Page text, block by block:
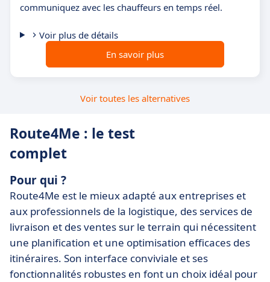
communiquez avec les chauffeurs en temps réel.
Voir plus de détails
En savoir plus
Voir toutes les alternatives
Route4Me : le test
complet
Pour qui ?
Route4Me est le mieux adapté aux entreprises et
aux professionnels de la logistique, des services de
livraison et des ventes sur le terrain qui nécessitent
une planification et une optimisation efficaces des
itinéraires. Son interface conviviale et ses
fonctionnalités robustes en font un choix idéal pour